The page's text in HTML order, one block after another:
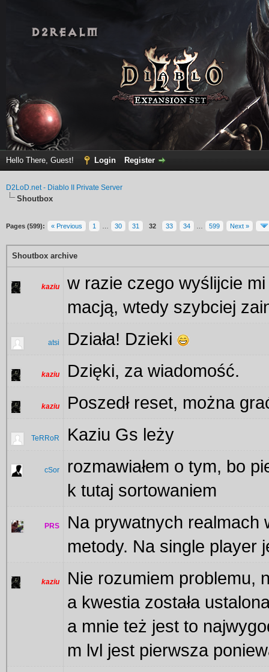
Hello There, Guest! Login Register
D2LoD.net - Diablo II Private Server
Shoutbox
Pages (599): « Previous 1 30 31 32 33 34 599 Next »
Shoutbox archive
kaziu
w razie czego wyślijcie
macją, wtedy szybciej
atsi Działa! Dzieki
kaziu Dzięki, za wiadomość.
kaziu Poszedł reset, można
TeRRoR Kaziu Gs leży
cSor
rozmawiałem o tym, bo
k tutaj sortowaniem
PRS
Na prywatnych realmach
metody. Na single player
kaziu
Nie rozumiem problemu,
a kwestia została
a mnie też jest to
m lvl jest pierwsza